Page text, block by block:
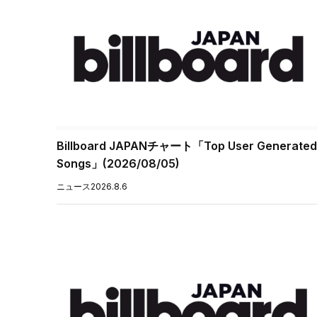
Billboard JAPANチャート「Top User Generated
Songs」(2026/08/05)
ニュース 2026.8.6